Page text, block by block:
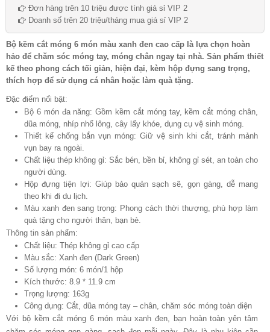
Đơn hàng trên 10 triệu được tính giá sỉ VIP 2
Doanh số trên 20 triệu/tháng mua giá sỉ VIP 2
Bộ kềm cắt móng 6 món màu xanh đen cao cấp là lựa chọn hoàn
hảo để chăm sóc móng tay, móng chân ngay tại nhà. Sản phẩm thiết
kế theo phong cách tối giản, hiện đại, kèm hộp đựng sang trọng,
thích hợp để sử dụng cá nhân hoặc làm quà tặng.
Đặc điểm nổi bật:
Bộ 6 món đa năng: Gồm kềm cắt móng tay, kềm cắt móng chân,
dũa móng, nhíp nhổ lông, cây lấy khóe, dụng cụ vệ sinh móng.
Thiết kế chống bắn vụn móng: Giữ vệ sinh khi cắt, tránh mảnh
vụn bay ra ngoài.
Chất liệu thép không gỉ: Sắc bén, bền bỉ, không gỉ sét, an toàn cho
người dùng.
Hộp đựng tiện lợi: Giúp bảo quản sạch sẽ, gọn gàng, dễ mang
theo khi đi du lịch.
Màu xanh đen sang trọng: Phong cách thời thượng, phù hợp làm
quà tặng cho người thân, bạn bè.
Thông tin sản phẩm:
Chất liệu: Thép không gỉ cao cấp
Màu sắc: Xanh đen (Dark Green)
Số lượng món: 6 món/1 hộp
Kích thước: 8.9 * 11.9 cm
Trọng lượng: 163g
Công dụng: Cắt, dũa móng tay – chân, chăm sóc móng toàn diện
Với bộ kềm cắt móng 6 món màu xanh đen, bạn hoàn toàn yên tâm